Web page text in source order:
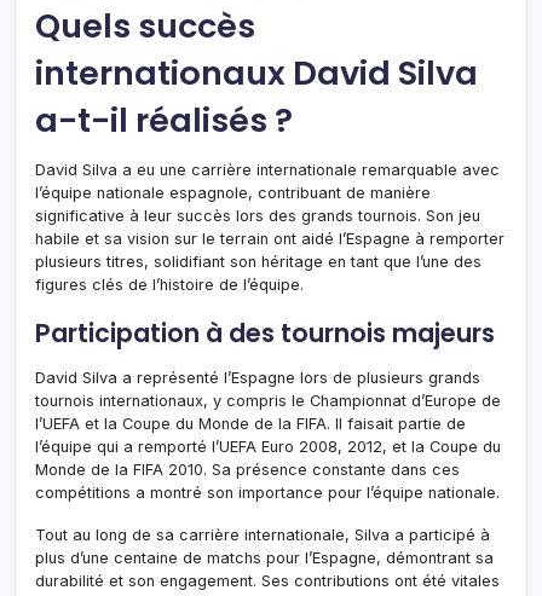
Quels succès
internationaux David Silva
a-t-il réalisés ?
David Silva a eu une carrière internationale remarquable avec
l’équipe nationale espagnole, contribuant de manière
significative à leur succès lors des grands tournois. Son jeu
habile et sa vision sur le terrain ont aidé l’Espagne à remporter
plusieurs titres, solidifiant son héritage en tant que l’une des
figures clés de l’histoire de l’équipe.
Participation à des tournois majeurs
David Silva a représenté l’Espagne lors de plusieurs grands
tournois internationaux, y compris le Championnat d’Europe de
l’UEFA et la Coupe du Monde de la FIFA. Il faisait partie de
l’équipe qui a remporté l’UEFA Euro 2008, 2012, et la Coupe du
Monde de la FIFA 2010. Sa présence constante dans ces
compétitions a montré son importance pour l’équipe nationale.
Tout au long de sa carrière internationale, Silva a participé à
plus d’une centaine de matchs pour l’Espagne, démontrant sa
durabilité et son engagement. Ses contributions ont été vitales